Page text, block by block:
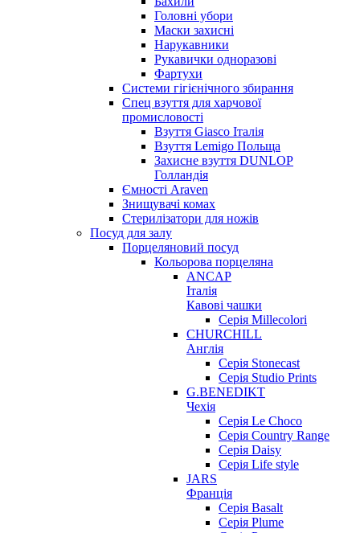
Головні убори
Маски захисні
Нарукавники
Рукавички одноразові
Фартухи
Системи гігієнічного збирання
Спец взуття для харчової
промисловості
Взуття Giasco Італія
Взуття Lemigo Польща
Захисне взуття DUNLOP
Голландія
Ємності Araven
Знищувачі комах
Стерилізатори для ножів
Посуд для залу
Порцеляновий посуд
Кольорова порцеляна
ANCAP
Італія
Кавові чашки
Серія Millecolori
CHURCHILL
Англія
Серія Stonecast
Серія Studio Prints
G.BENEDIKT
Чехія
Cерія Le Choco
Серія Country Range
Серія Daisy
Серія Life style
JARS
Франція
Серія Basalt
Серія Plume